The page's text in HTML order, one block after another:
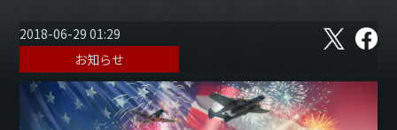
2018-06-29 01:29 X フ
ェ
ス
ブ
ッ
ク
お知らせ